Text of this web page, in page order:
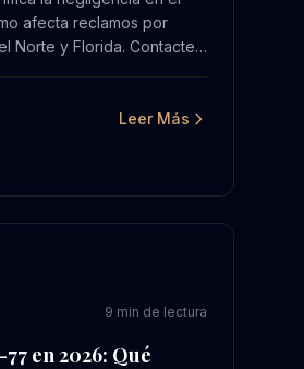
afecta reclamos por
Norte y Florida. Contacte
Leer Más
2026: Qué Hacer y Cómo
9 min de lectura
en 2026: Qué